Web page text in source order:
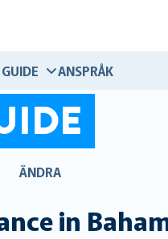
ANSPRÅK
ÄNDRA
in